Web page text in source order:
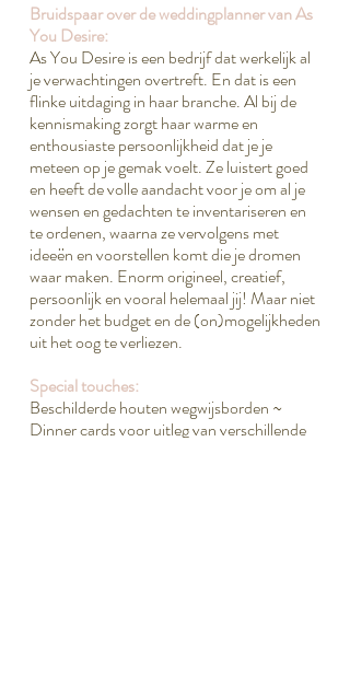
Bruidspaar over de weddingplanner van As
You Desire:
As You Desire is een bedrijf dat werkelijk al
je verwachtingen overtreft. En dat is een
flinke uitdaging in haar branche. Al bij de
kennismaking zorgt haar warme en
enthousiaste persoonlijkheid dat je je
meteen op je gemak voelt. Ze luistert goed
en heeft de volle aandacht voor je om al je
wensen en gedachten te inventariseren en
te ordenen, waarna ze vervolgens met
ideeën en voorstellen komt die je dromen
waar maken. Enorm origineel, creatief,
persoonlijk en vooral helemaal jij! Maar niet
zonder het budget en de (on)mogelijkheden
uit het oog te verliezen.
Special touches:
Beschilderde houten wegwijsborden ~
Dinner cards voor uitleg van verschillende